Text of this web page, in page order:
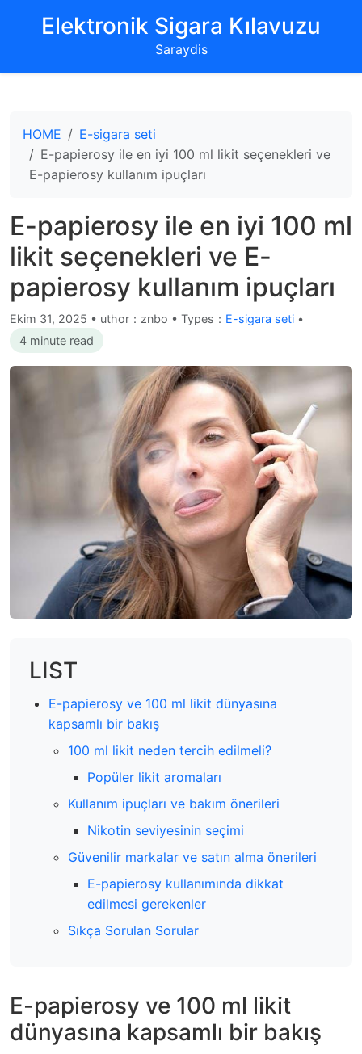
‌Elektronik Sigara Kılavuzu‌
Saraydis
HOME
E-sigara seti
E-papierosy ile en iyi 100 ml likit seçenekleri ve
E-papierosy kullanım ipuçları
E-papierosy ile en iyi 100 ml
likit seçenekleri ve E-
papierosy kullanım ipuçları
Ekim 31, 2025 • uthor：znbo • Types： E-sigara seti •
4 minute read
LIST
E-papierosy ve 100 ml likit dünyasına
kapsamlı bir bakış
100 ml likit neden tercih edilmeli?
Popüler likit aromaları
Kullanım ipuçları ve bakım önerileri
Nikotin seviyesinin seçimi
Güvenilir markalar ve satın alma önerileri
E-papierosy kullanımında dikkat
edilmesi gerekenler
Sıkça Sorulan Sorular
E-papierosy ve 100 ml likit
dünyasına kapsamlı bir bakış